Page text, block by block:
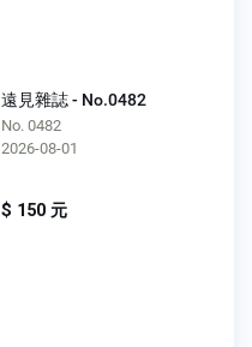
遠見雜誌 - No.0482
No. 0482
2026-08-01
$ 150 元